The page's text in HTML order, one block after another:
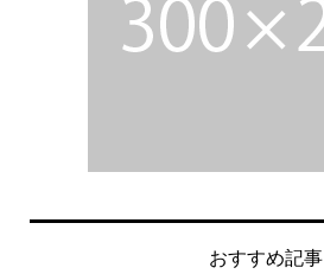
おすすめ記事